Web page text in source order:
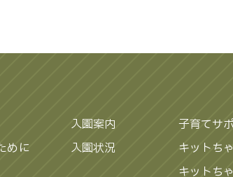
めに
入園案内
入園状況
子育てサ
キットち
キットち